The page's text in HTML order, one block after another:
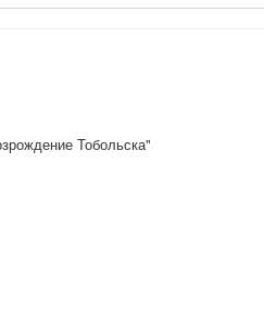
Тобольска"